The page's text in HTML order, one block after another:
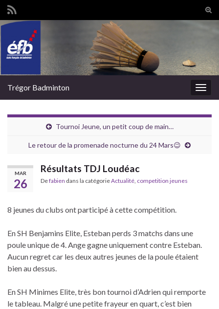
Trégor Badminton
Tournoi Jeune, un petit coup de main…
Le retour de la promenade nocturne du 24 Mars😉
MAR
26
Résultats TDJ Loudéac
Defabien dans la catégorieActualité, competition jeunes
8 jeunes du clubs ont participé à cette compétition.
En SH Benjamins Elite, Esteban perds 3 matchs dans une
poule unique de 4. Ange gagne uniquement contre Esteban.
Aucun regret car les deux autres jeunes de la poule étaient
bien au dessus.
En SH Minimes Elite, très bon tournoi d’Adrien qui remporte
le tableau. Malgré une petite frayeur en quart, c’est bien